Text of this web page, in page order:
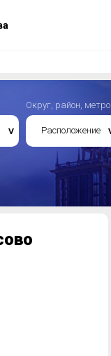
Округ, район, метро
Расположение